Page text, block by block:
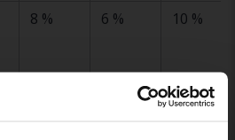
8 % 6 % 10 %